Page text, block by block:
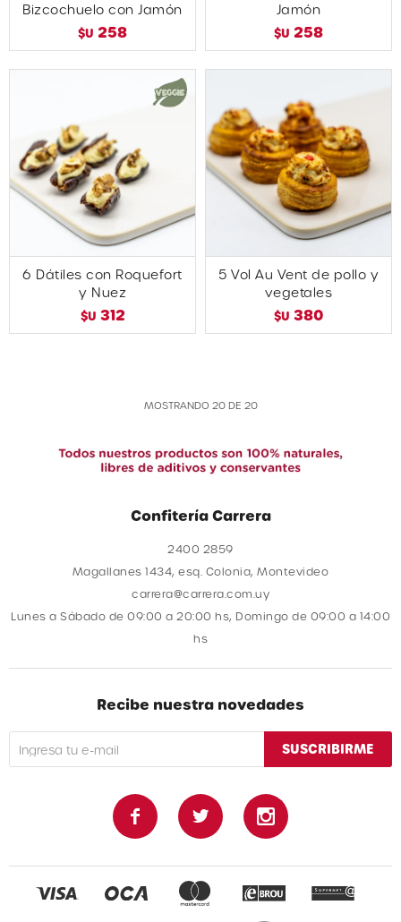
Bizcochuelo con Jamón
$U 258
Jamón
$U 258
6 Dátiles con Roquefort
y Nuez
$U 312
5 Vol Au Vent de pollo y
vegetales
$U 380
MOSTRANDO 20DE 20
Confitería Carrera
2400 2859
Magallanes 1434, esq. Colonia, Montevideo
carrera@carrera.com.uy
Lunes a Sábado de 09:00 a 20:00 hs, Domingo de 09:00 a 14:00
hs
Recibe nuestra novedades
SUSCRIBIRME
  